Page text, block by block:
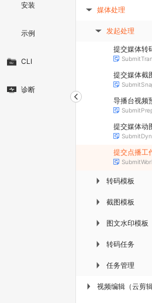
安装
示例
CLI
诊断
▶ 媒体处理
▶ 发起处理
提交媒体转
提交媒体截
导播台视频
提交媒体动
提交点播工
▶ 转码模板
▶ 截图模板
▶ 图文水印模板
▶ 转码任务
▶ 任务管理
▶ 视频编辑（云剪辑